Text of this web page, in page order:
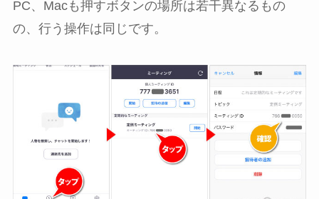
PC、Macも押すボタンの場所は若干異なるもの
の、行う操作は同じです。